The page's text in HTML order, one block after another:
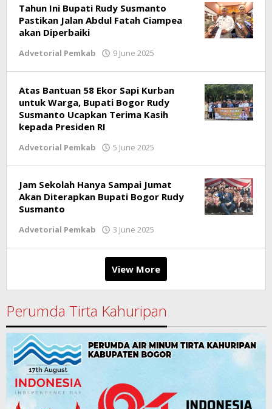
Tahun Ini Bupati Rudy Susmanto
Pastikan Jalan Abdul Fatah Ciampea
akan Diperbaiki
Advetorial Pemkab 9 June 2025
Atas Bantuan 58 Ekor Sapi Kurban
untuk Warga, Bupati Bogor Rudy
Susmanto Ucapkan Terima Kasih
kepada Presiden RI
Advetorial Pemkab 5 June 2025
Jam Sekolah Hanya Sampai Jumat
Akan Diterapkan Bupati Bogor Rudy
Susmanto
Advetorial Pemkab 3 June 2025
View More
Perumda Tirta Kahuripan